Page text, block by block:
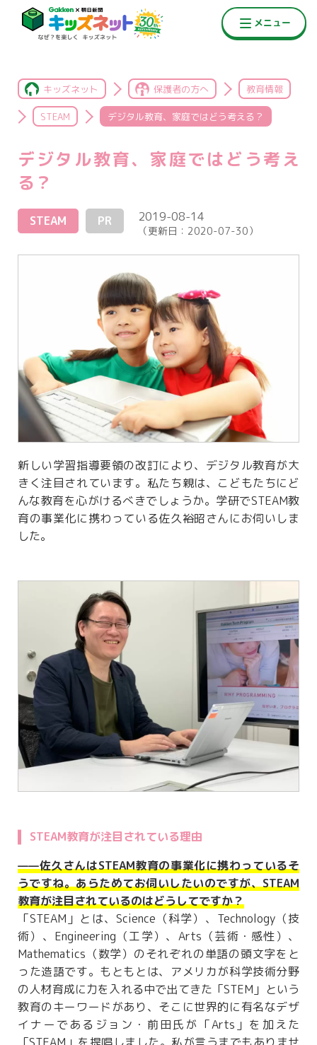
キッズネット 保護者の方へ 教育情報
STEAM デジタル教育、家庭ではどう考える？
デジタル教育、家庭ではどう考え
る？
STEAM PR 2019-08-14
（更新日： 2020-07-30）
新しい学習指導要領の改訂により、デジタル教育が大
きく注目されています。私たち親は、こどもたちにど
んな教育を心がけるべきでしょうか。学研でSTEAM教
育の事業化に携わっている佐久裕昭さんにお伺いしま
した。
STEAM教育が注目されている理由
——佐久さんはSTEAM教育の事業化に携わっているそ
うですね。あらためてお伺いしたいのですが、STEAM
教育が注目されているのはどうしてですか？
「STEAM」とは、Science（科学）、Technology（技
術）、Engineering（工学）、Arts（芸術・感性）、
Mathematics（数学）のそれぞれの単語の頭文字をと
った造語です。もともとは、アメリカが科学技術分野
の人材育成に力を入れる中で出てきた「STEM」という
教育のキーワードがあり、そこに世界的に有名なデザ
イナーであるジョン・前田氏が「Arts」を加えた